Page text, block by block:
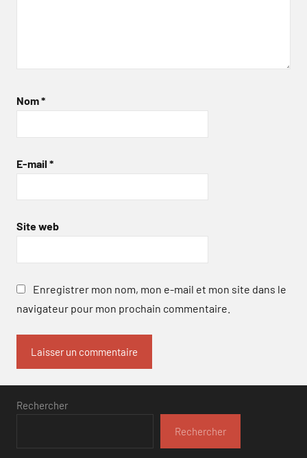
Nom*
E-mail *
Site web
Enregistrer mon nom, mon e-mail et mon site dans le
navigateur pour mon prochain commentaire.
Rechercher
Rechercher